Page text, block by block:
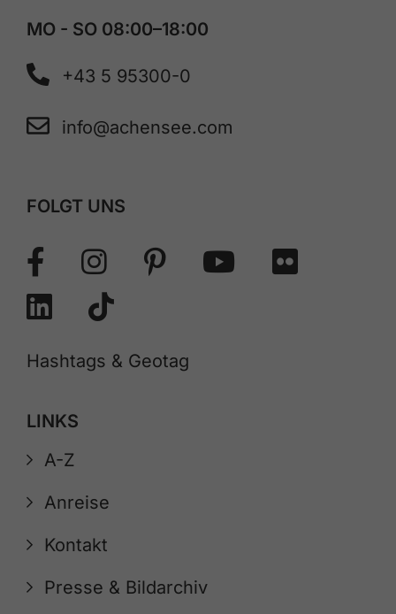
MO - SO 08:00–18:00
+43 5 95300-0
info@achensee.com
FOLGT UNS
Hashtags & Geotag
LINKS
A-Z
Anreise
Kontakt
Presse & Bildarchiv